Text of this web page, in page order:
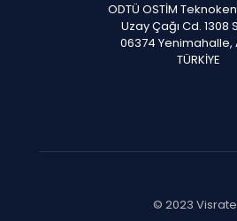
ODTÜ OSTİM
Uzay Çağı Cd. 1308
06374 Yenimahalle,
TÜRKİYE
© 2023